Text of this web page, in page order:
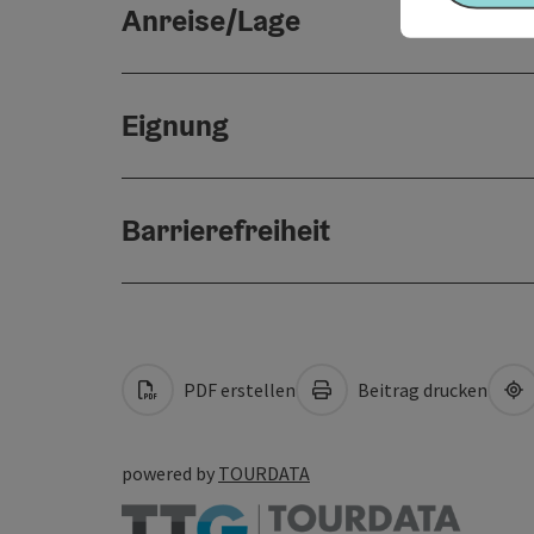
Anreise/Lage
Eignung
Barrierefreiheit
PDF erstellen Beitrag drucken
powered by TOURDATA